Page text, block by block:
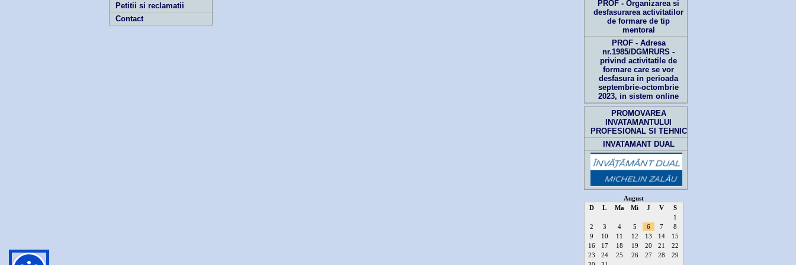
Petitii si reclamatii
Contact
PROF - Organizarea si
desfasurarea activitatilor
de formare de tip
mentoral
PROF - Adresa
nr.1985/DGMRURS -
privind activitatile de
formare care se vor
desfasura in perioada
septembrie-octombrie
2023, in sistem online
PROMOVAREA
INVATAMANTULUI
PROFESIONAL SI TEHNIC
INVATAMANT DUAL
August
D
L Ma Mi J V
S
1
2
3 4 5 6 7
8
9
10 11 12 13 14
15
16
17 18 19 20 21
22
23
24 25 26 27 28
29